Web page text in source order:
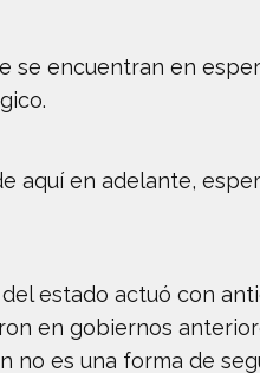
se encuentran en
aquí en adelante,
estado actuó con
en gobiernos
no es una forma de